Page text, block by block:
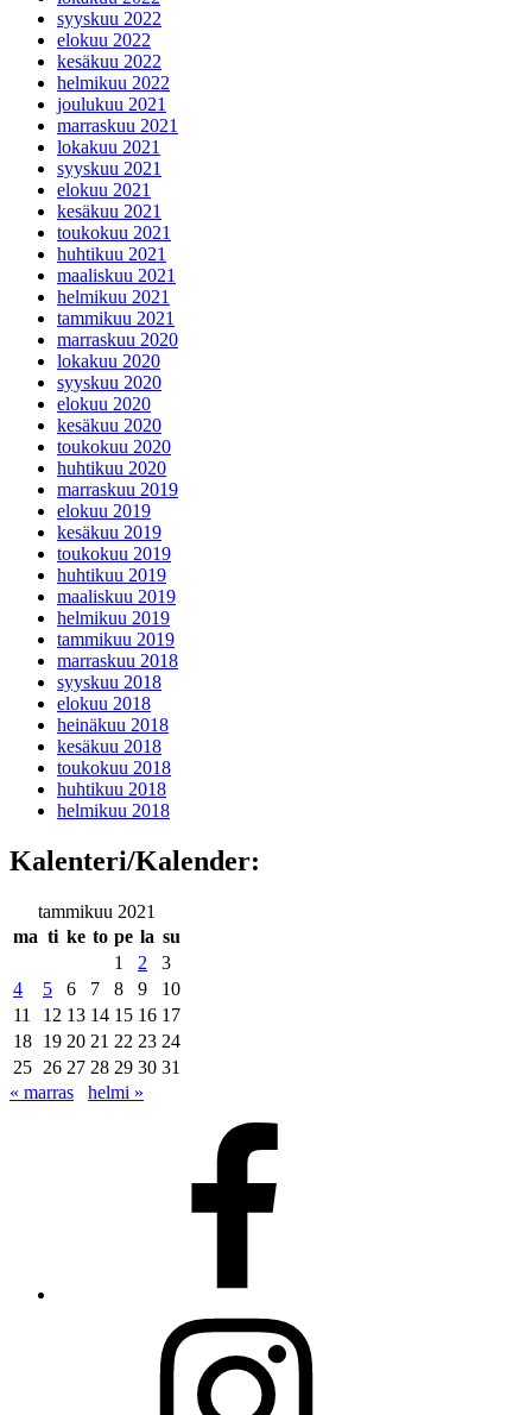
syyskuu 2022
elokuu 2022
kesäkuu 2022
helmikuu 2022
joulukuu 2021
marraskuu 2021
lokakuu 2021
syyskuu 2021
elokuu 2021
kesäkuu 2021
toukokuu 2021
huhtikuu 2021
maaliskuu 2021
helmikuu 2021
tammikuu 2021
marraskuu 2020
lokakuu 2020
syyskuu 2020
elokuu 2020
kesäkuu 2020
toukokuu 2020
huhtikuu 2020
marraskuu 2019
elokuu 2019
kesäkuu 2019
toukokuu 2019
huhtikuu 2019
maaliskuu 2019
helmikuu 2019
tammikuu 2019
marraskuu 2018
syyskuu 2018
elokuu 2018
heinäkuu 2018
kesäkuu 2018
toukokuu 2018
huhtikuu 2018
helmikuu 2018
Kalenteri/Kalender:
tammikuu 2021
ma ti ke to pe la su
1
2
3
4
5 6 7 8 9
10
11
12 13 14 15 16 17
18 19 20 21 22 23 24
25 26 27 28 29 30 31
« marras
helmi »